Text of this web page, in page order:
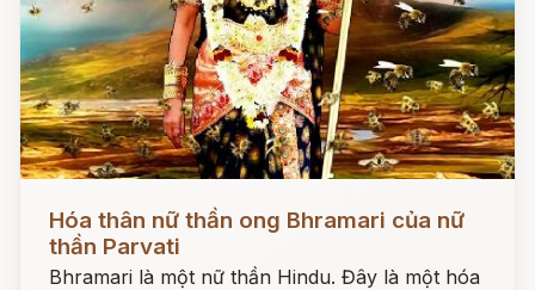
Hóa thân nữ thần ong Bhramari của nữ
thần Parvati
Bhramari là một nữ thần Hindu. Đây là một hóa